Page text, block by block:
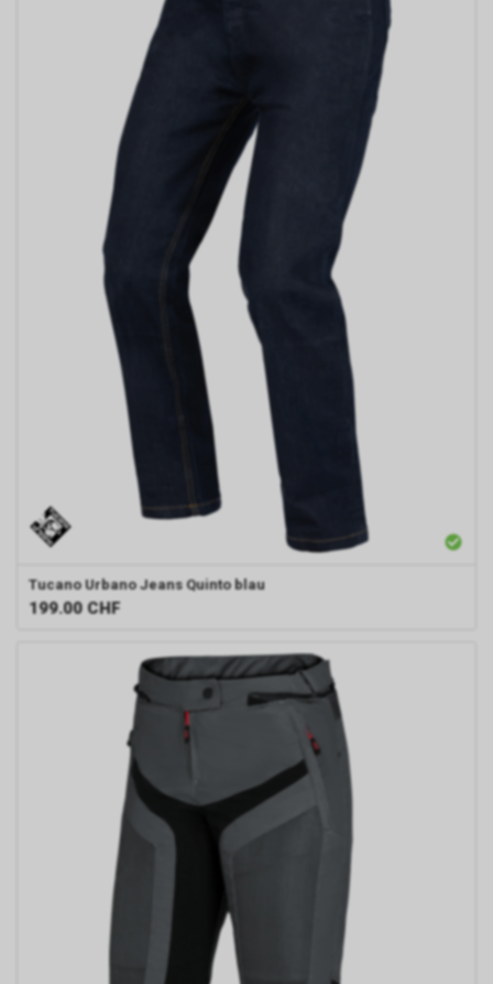
Tucano Urbano Jeans Quinto blau
199.00 CHF